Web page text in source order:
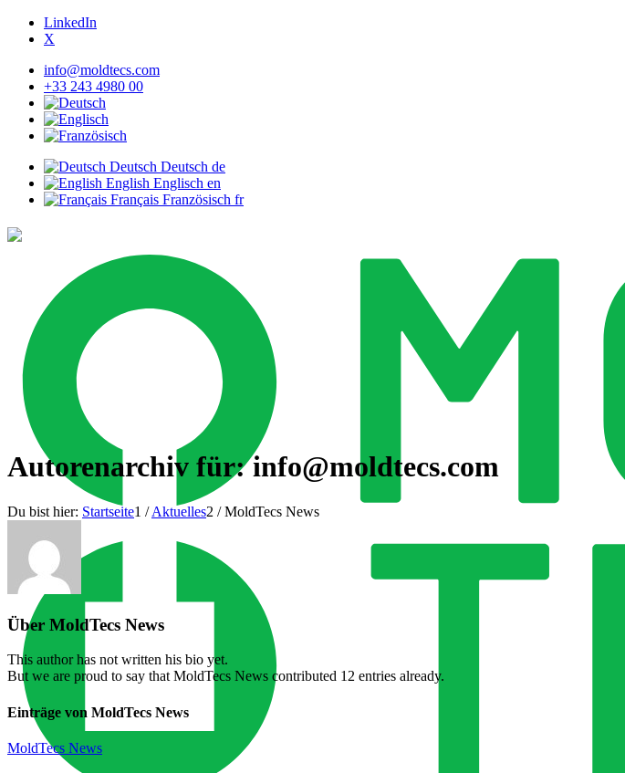
LinkedIn
X
info@moldtecs.com
+33 243 4980 00
Deutsch Deutsch de
English Englisch en
Français Französisch fr
Autorenarchiv für:info@moldtecs.com
Du bist hier: Startseite1 / Aktuelles2 / MoldTecs News
Über MoldTecs News
This author has not written his bio yet.
But we are proud to say that MoldTecs News contributed 12 entries already.
Einträge von MoldTecs News
MoldTecs News